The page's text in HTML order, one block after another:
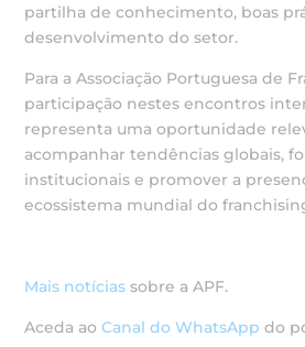
partilha de conhecimento, boas
desenvolvimento do setor.
Para a Associação Portuguesa de
participação nestes encontros
representa uma oportunidade
acompanhar tendências globais,
institucionais e promover a
ecossistema mundial do
Mais notícias sobre a APF.
Aceda aoCanal do WhatsApp do